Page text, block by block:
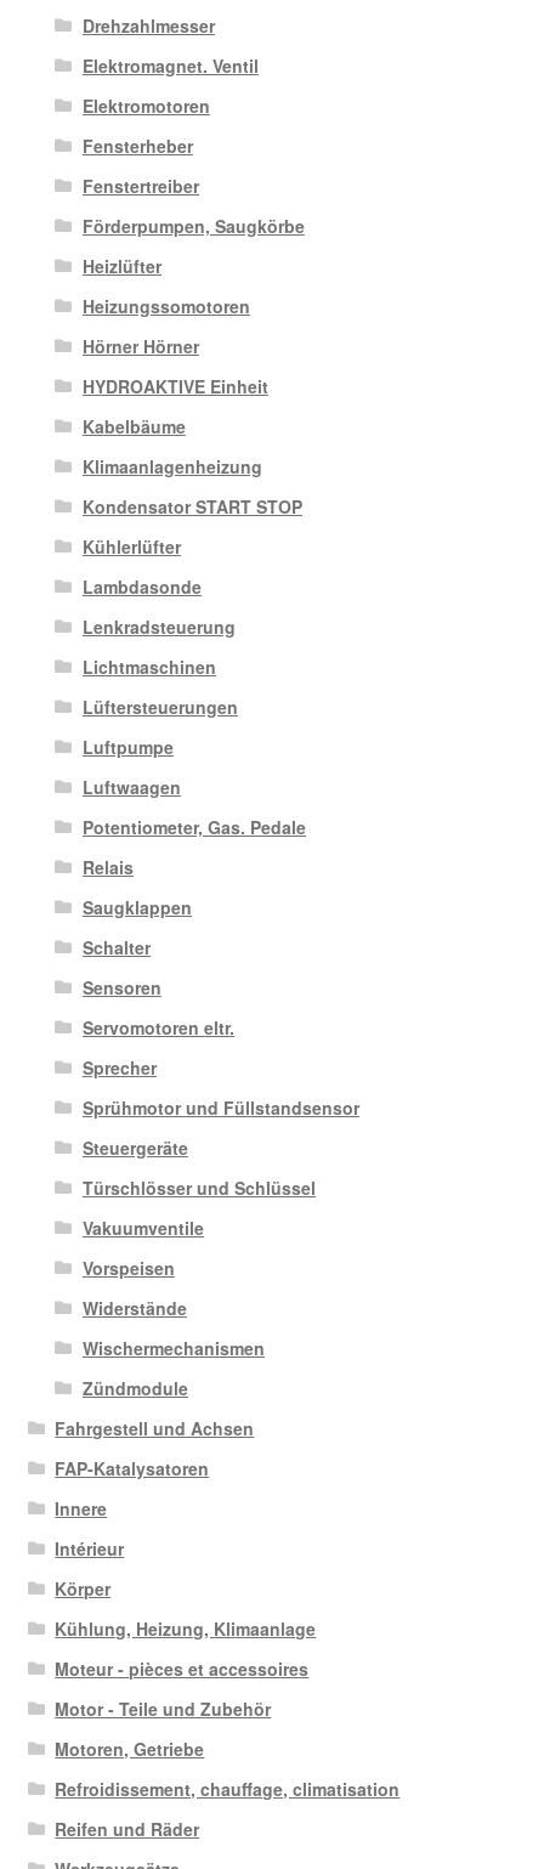
Drehzahlmesser
Elektromagnet. Ventil
Elektromotoren
Fensterheber
Fenstertreiber
Förderpumpen, Saugkörbe
Heizlüfter
Heizungssomotoren
Hörner Hörner
HYDROAKTIVE Einheit
Kabelbäume
Klimaanlagenheizung
Kondensator START STOP
Kühlerlüfter
Lambdasonde
Lenkradsteuerung
Lichtmaschinen
Lüftersteuerungen
Luftpumpe
Luftwaagen
Potentiometer, Gas. Pedale
Relais
Saugklappen
Schalter
Sensoren
Servomotoren eltr.
Sprecher
Sprühmotor und Füllstandsensor
Steuergeräte
Türschlösser und Schlüssel
Vakuumventile
Vorspeisen
Widerstände
Wischermechanismen
Zündmodule
Fahrgestell und Achsen
FAP-Katalysatoren
Innere
Intérieur
Körper
Kühlung, Heizung, Klimaanlage
Moteur - pièces et accessoires
Motor - Teile und Zubehör
Motoren, Getriebe
Refroidissement, chauffage, climatisation
Reifen und Räder